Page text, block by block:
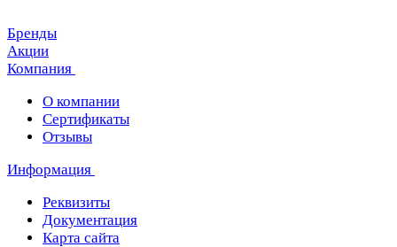
Бренды
Акции
Компания
О компании
Сертификаты
Отзывы
Информация
Реквизиты
Документация
Карта сайта